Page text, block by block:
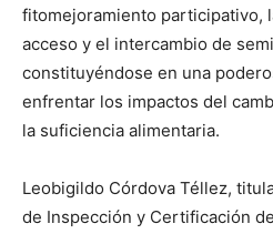
fitomejoramiento participativo,
acceso y el intercambio de
constituyéndose en una
enfrentar los impactos del
la suficiencia alimentaria.
Leobigildo Córdova Téllez,
de Inspección y Certificación